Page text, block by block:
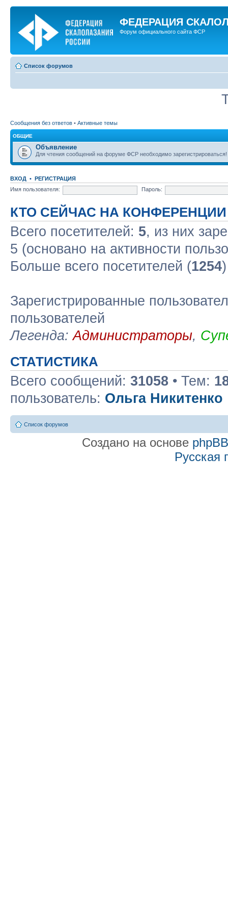
ФЕДЕРАЦИЯ
Форум официального сайта ФСР
Список форумов
Сообщения без ответов • Активные темы
ОБЩИЕ
Объявление
Для чтения сообщений на форуме ФСР необходимо зарегистрироваться!
ВХОД • РЕГИСТРАЦИЯ
Имя пользователя:
Пароль:
КТО СЕЙЧАС НА КОНФЕРЕНЦИИ
Всего посетителей: 5, из них
5 (основано на активности
Больше всего посетителей (1254
Зарегистрированные
пользователей
Легенда:Администраторы,
СТАТИСТИКА
Всего сообщений: 31058 • Тем:
пользователь: Ольга Никитенко
Список форумов
Создано на основе phpBB
Русская